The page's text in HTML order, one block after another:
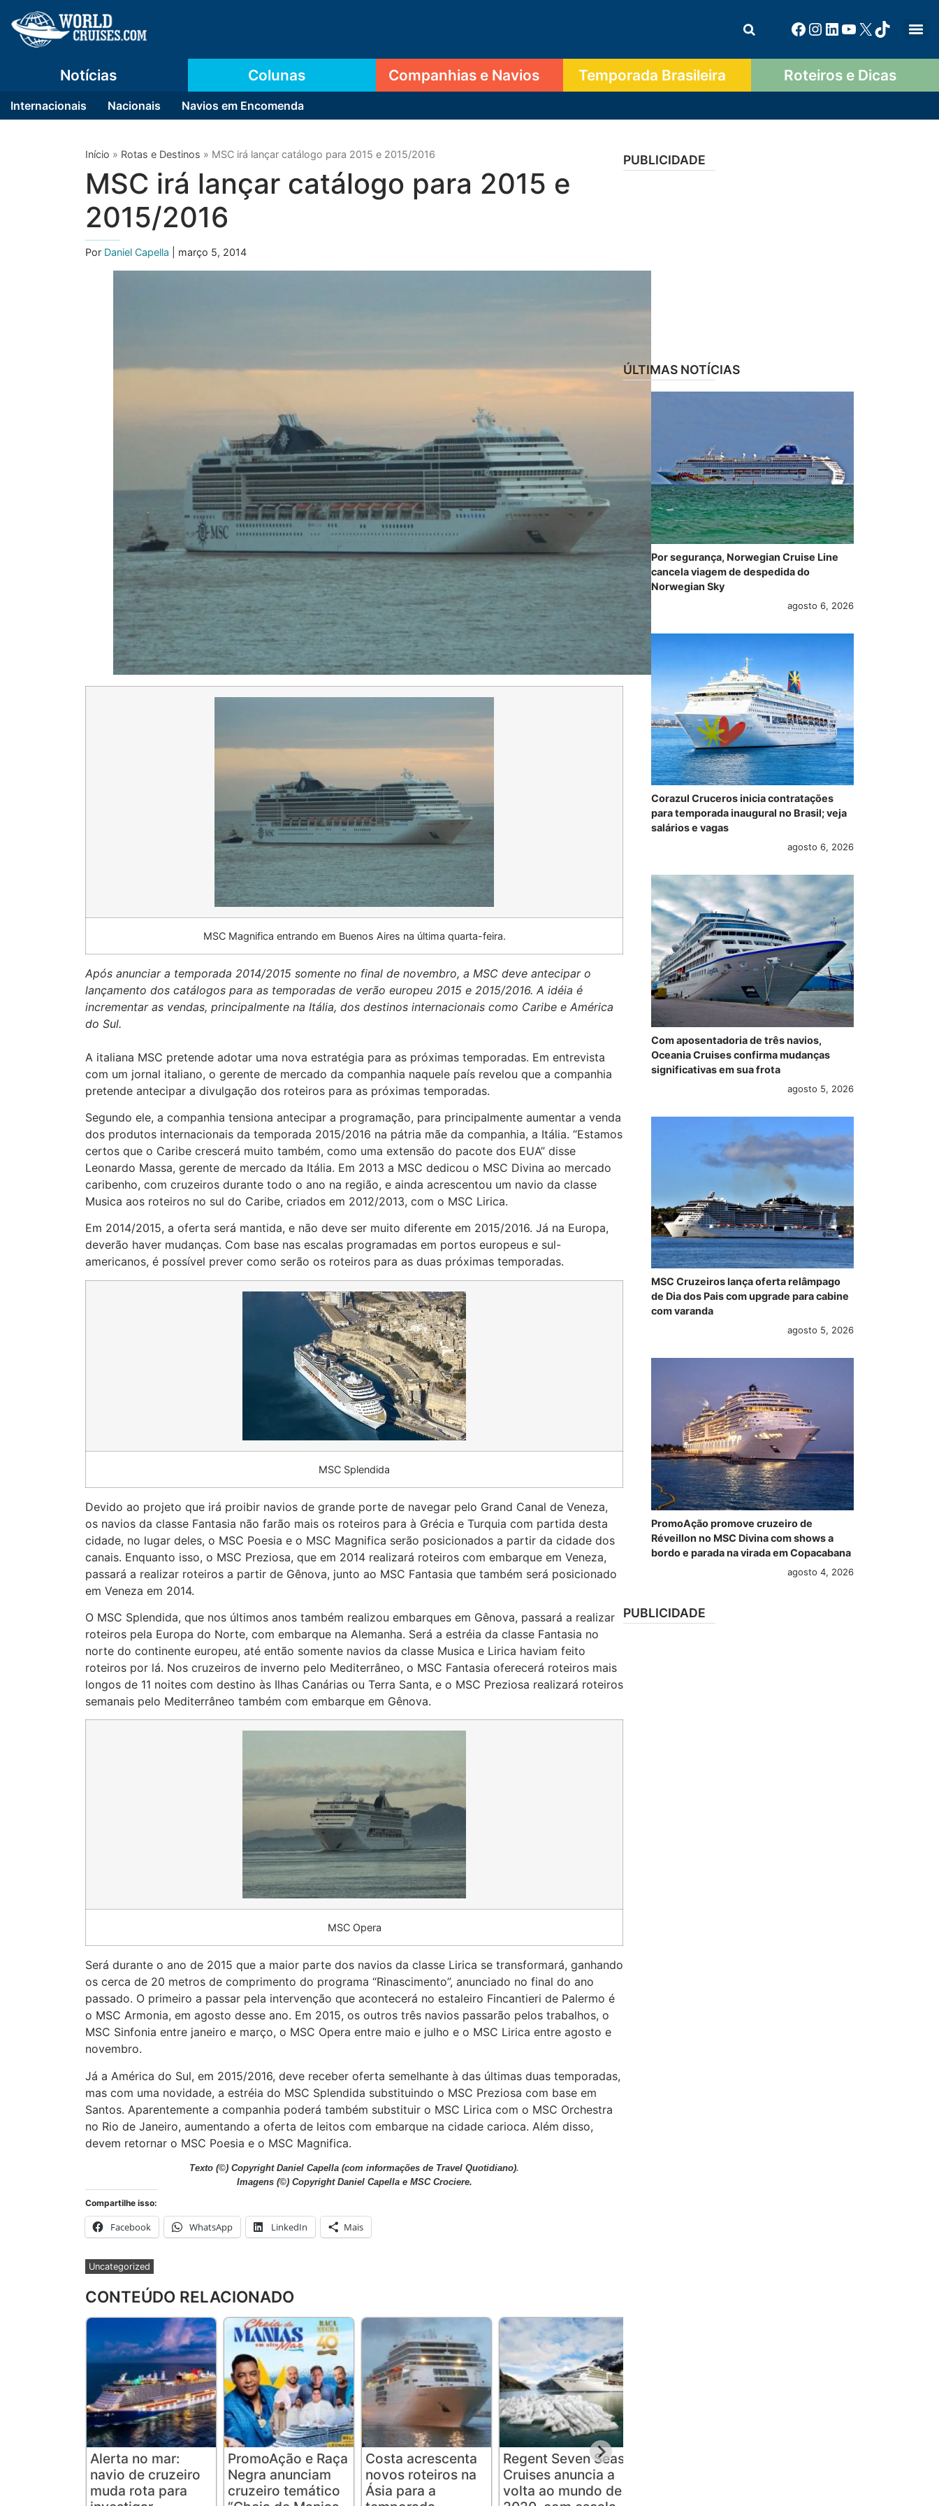
Notícias
Internacionais Nacionais Navios em Encomenda
Colunas Companhias e Navios Temporada Brasileira Roteiros e Dicas
Início » Rotas e Destinos » MSC irá lançar catálogo para 2015 e 2015/2016
MSC irá lançar catálogo para 2015 e
2015/2016
Por Daniel Capella | março 5, 2014
MSC Magnifica entrando em Buenos Aires na última quarta-feira.
Após anunciar a temporada 2014/2015 somente no final de novembro, a MSC deve antecipar o
lançamento dos catálogos para as temporadas de verão europeu 2015 e 2015/2016. A idéia é
incrementar as vendas, principalmente na Itália, dos destinos internacionais como Caribe e América
do Sul.
A italiana MSC pretende adotar uma nova estratégia para as próximas temporadas. Em entrevista
com um jornal italiano, o gerente de mercado da companhia naquele país revelou que a companhia
pretende antecipar a divulgação dos roteiros para as próximas temporadas.
Segundo ele, a companhia tensiona antecipar a programação, para principalmente aumentar a venda
dos produtos internacionais da temporada 2015/2016 na pátria mãe da companhia, a Itália. “Estamos
certos que o Caribe crescerá muito também, como uma extensão do pacote dos EUA” disse
Leonardo Massa, gerente de mercado da Itália. Em 2013 a MSC dedicou o MSC Divina ao mercado
caribenho, com cruzeiros durante todo o ano na região, e ainda acrescentou um navio da classe
Musica aos roteiros no sul do Caribe, criados em 2012/2013, com o MSC Lirica.
Em 2014/2015, a oferta será mantida, e não deve ser muito diferente em 2015/2016. Já na Europa,
deverão haver mudanças. Com base nas escalas programadas em portos europeus e sul-
americanos, é possível prever como serão os roteiros para as duas próximas temporadas.
MSC Splendida
Devido ao projeto que irá proibir navios de grande porte de navegar pelo Grand Canal de Veneza,
os navios da classe Fantasia não farão mais os roteiros para à Grécia e Turquia com partida desta
cidade, no lugar deles, o MSC Poesia e o MSC Magnifica serão posicionados a partir da cidade dos
canais. Enquanto isso, o MSC Preziosa, que em 2014 realizará roteiros com embarque em Veneza,
passará a realizar roteiros a partir de Gênova, junto ao MSC Fantasia que também será posicionado
em Veneza em 2014.
O MSC Splendida, que nos últimos anos também realizou embarques em Gênova, passará a realizar
roteiros pela Europa do Norte, com embarque na Alemanha. Será a estréia da classe Fantasia no
norte do continente europeu, até então somente navios da classe Musica e Lirica haviam feito
roteiros por lá. Nos cruzeiros de inverno pelo Mediterrâneo, o MSC Fantasia oferecerá roteiros mais
longos de 11 noites com destino às Ilhas Canárias ou Terra Santa, e o MSC Preziosa realizará roteiros
semanais pelo Mediterrâneo também com embarque em Gênova.
MSC Opera
Será durante o ano de 2015 que a maior parte dos navios da classe Lirica se transformará, ganhando
os cerca de 20 metros de comprimento do programa “Rinascimento”, anunciado no final do ano
passado. O primeiro a passar pela intervenção que acontecerá no estaleiro Fincantieri de Palermo é
o MSC Armonia, em agosto desse ano. Em 2015, os outros três navios passarão pelos trabalhos, o
MSC Sinfonia entre janeiro e março, o MSC Opera entre maio e julho e o MSC Lirica entre agosto e
novembro.
Já a América do Sul, em 2015/2016, deve receber oferta semelhante à das últimas duas temporadas,
mas com uma novidade, a estréia do MSC Splendida substituindo o MSC Preziosa com base em
Santos. Aparentemente a companhia poderá também substituir o MSC Lirica com o MSC Orchestra
no Rio de Janeiro, aumentando a oferta de leitos com embarque na cidade carioca. Além disso,
devem retornar o MSC Poesia e o MSC Magnifica.
Texto (©) Copyright Daniel Capella (com informações de Travel Quotidiano).
Imagens (©) Copyright Daniel Capella e MSC Crociere.
Compartilhe isso:
Facebook WhatsApp LinkedIn Mais
Uncategorized
CONTEÚDO RELACIONADO
Alerta no mar:
navio de cruzeiro
muda rota para
PromoAção e Raça
Negra anunciam
cruzeiro temático
Costa acrescenta
novos roteiros na
Ásia para a
Regent Seven Seas
Cruises anuncia a
volta ao mundo de
PUBLICIDADE
ÚLTIMAS NOTÍCIAS
Por segurança, Norwegian Cruise Line
cancela viagem de despedida do
Norwegian Sky
agosto 6, 2026
Corazul Cruceros inicia contratações
para temporada inaugural no Brasil; veja
salários e vagas
agosto 6, 2026
Com aposentadoria de três navios,
Oceania Cruises confirma mudanças
significativas em sua frota
agosto 5, 2026
MSC Cruzeiros lança oferta relâmpago
de Dia dos Pais com upgrade para cabine
com varanda
agosto 5, 2026
PromoAção promove cruzeiro de
Réveillon no MSC Divina com shows a
bordo e parada na virada em Copacabana
agosto 4, 2026
PUBLICIDADE